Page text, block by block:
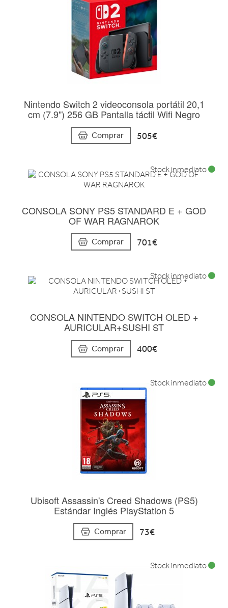
Nintendo Switch 2 videoconsola portátil 20,1
cm (7.9") 256 GB Pantalla táctil Wifi Negro
Comprar 505€
CONSOLA SONY PS5 STANDARD E + GOD
OF WAR RAGNAROK
Comprar 701€
Stock inmediato
CONSOLA NINTENDO SWITCH OLED +
AURICULAR+SUSHI ST
Comprar 400€
Stock inmediato
Ubisoft Assassin's Creed Shadows (PS5)
Estándar Inglés PlayStation 5
Comprar 73€
Stock inmediato
Stock inmediato